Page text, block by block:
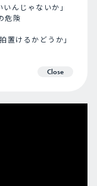
んじゃないか」
危険
けるかどうか」
Close